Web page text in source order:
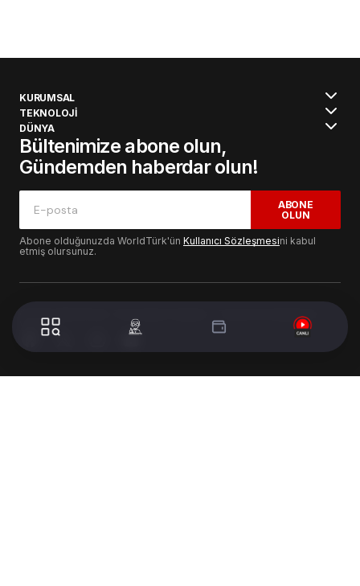
KURUMSAL
TEKNOLOJİ
DÜNYA
Bültenimize abone olun,
Gündemden haberdar olun!
ABONE
OLUN
Abone olduğunuzda WorldTürk'ün Kullanıcı Sözleşmesini kabul
etmiş olursunuz.
© 2024 WorldTurk. Tüm Hakları Saklıdır. - Tasarım & Geliştirme :
Volion's